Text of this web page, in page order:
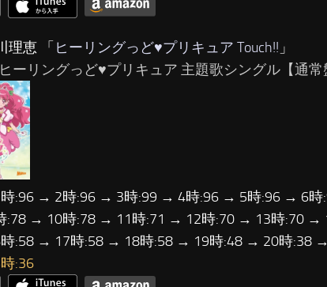
理恵 「ヒーリングっど♥プリキュア Touch!! 」
ーリングっど♥プリキュア 主題歌シングル【通常
:96 → 2時:96 → 3時:99 → 4時:96 → 5時:96 → 6
:78 → 10時:78 → 11時:71 → 12時:70 → 13時:70 →
:58 → 17時:58 → 18時:58 → 19時:48 → 20時:38
:36